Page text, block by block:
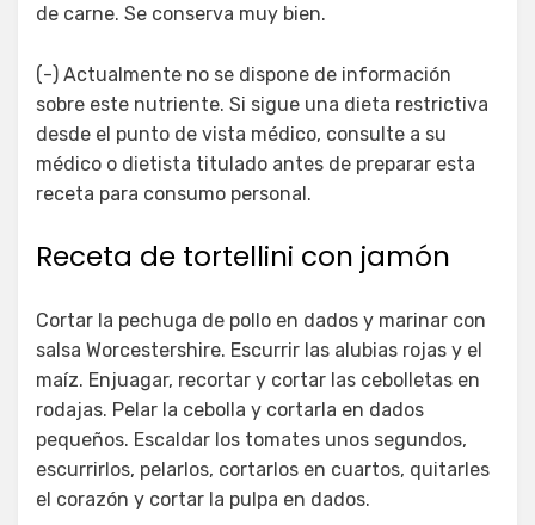
de carne. Se conserva muy bien.
(-) Actualmente no se dispone de información
sobre este nutriente. Si sigue una dieta restrictiva
desde el punto de vista médico, consulte a su
médico o dietista titulado antes de preparar esta
receta para consumo personal.
Receta de tortellini con jamón
Cortar la pechuga de pollo en dados y marinar con
salsa Worcestershire. Escurrir las alubias rojas y el
maíz. Enjuagar, recortar y cortar las cebolletas en
rodajas. Pelar la cebolla y cortarla en dados
pequeños. Escaldar los tomates unos segundos,
escurrirlos, pelarlos, cortarlos en cuartos, quitarles
el corazón y cortar la pulpa en dados.